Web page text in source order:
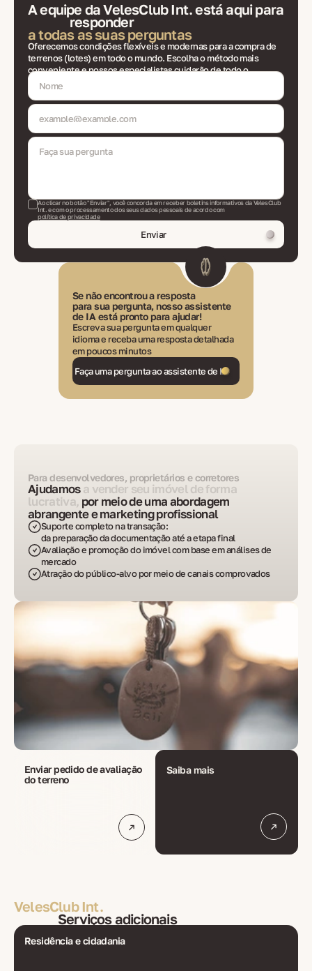
A equipe da VelesClub Int. está aqui para
responder
a todas as suas perguntas
Oferecemos condições flexíveis e modernas para a compra de
terrenos (lotes) em todo o mundo. Escolha o método mais
conveniente e nossos especialistas cuidarão de todo o
processo.
Ao clicar no botão "Enviar", você concorda em receber boletins informativos da VelesClub
Int. e com o processamento dos seus dados pessoais de acordo com
política de privacidade
Enviar
Se não encontrou a resposta
para sua pergunta, nosso assistente
de IA está pronto para ajudar!
Escreva sua pergunta em qualquer
idioma e receba uma resposta detalhada
em poucos minutos
Faça uma pergunta ao assistente de IA
Para desenvolvedores, proprietários e corretores
Ajudamosa vender seu imóvel de forma
lucrativa, por meio de uma abordagem
abrangente e marketing profissional
Suporte completo na transação:
da preparação da documentação até a etapa final
Avaliação e promoção do imóvel com base em análises de
mercado
Atração do público-alvo por meio de canais comprovados
Enviar pedido de avaliação
do terreno
Saiba mais
VelesClub Int.
Serviços adicionais
Residência e cidadania